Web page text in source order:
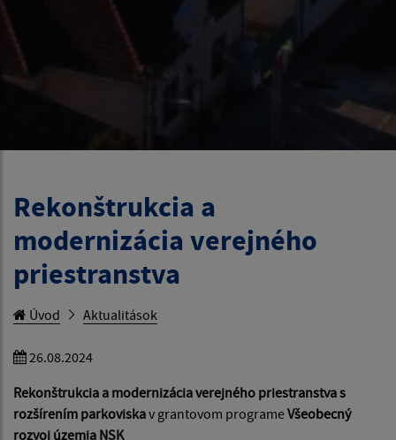
Rekonštrukcia a
modernizácia verejného
priestranstva
Úvod Aktualitások
26.08.2024
Rekonštrukcia a modernizácia verejného priestranstva s
rozšírením parkoviskav grantovom programeVšeobecný
rozvoj územia NSK